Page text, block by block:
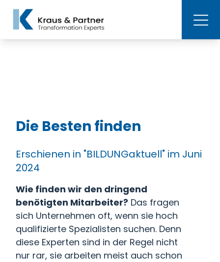
Die Besten finden
Erschienen in "BILDUNGaktuell" im Juni
2024
Wie finden wir den dringend
benötigten Mitarbeiter? Das fragen
sich Unternehmen oft, wenn sie hoch
qualifizierte Spezialisten suchen. Denn
diese Experten sind in der Regel nicht
nur rar, sie arbeiten meist auch schon